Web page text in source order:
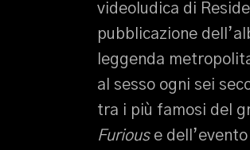
videoludica di
pubblicazione
leggenda
al sesso ogni sei
tra i più famosi del
Furiouse dell’evento